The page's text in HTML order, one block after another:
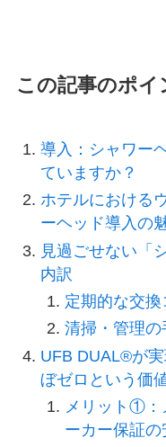
この記事のポイ
導入：シャワー
ていますか？
ホテルにおける
ーヘッド導入の
見過ごせない「
内訳
定期的な交
清掃・管理の
UFB DUAL®が
ぼゼロという価
メリット①：
ーカー保証の